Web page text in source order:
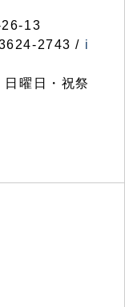
13
2743 / i
曜日・祝祭